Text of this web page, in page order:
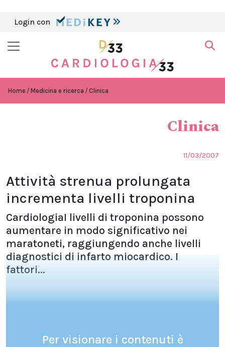
Login con
Home Medicina e ricerca Clinica
Clinica
11/03/2007
Attività strenua prolungata
incrementa livelli troponina
CardiologiaI livelli di troponina possono
aumentare in modo significativo nei
maratoneti, raggiungendo anche livelli
diagnostici di infarto miocardico. I
fattori...
Per visionare i contenuti è